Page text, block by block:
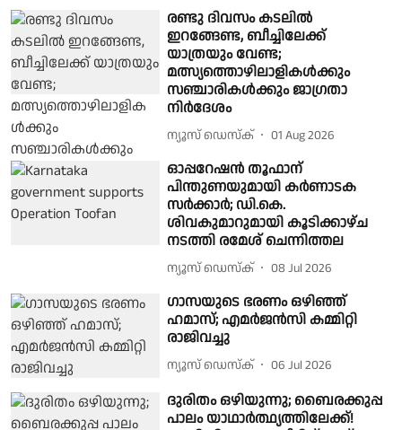
രണ്ടു ദിവസം കടലില്‍
ഇറങ്ങേണ്ട, ബീച്ചിലേക്ക്
യാത്രയും വേണ്ട;
മത്സ്യത്തൊഴിലാളികള്‍ക്കും
സഞ്ചാരികള്‍ക്കും ജാഗ്രതാ
നിർദേശം
ന്യൂസ് ഡെസ്ക് 01 Aug 2026
ഓപ്പറേഷൻ തൂഫാന്
പിന്തുണയുമായി കർണാടക
സർക്കാർ; ഡി.കെ.
ശിവകുമാറുമായി കൂടിക്കാഴ്ച
നടത്തി രമേശ് ചെന്നിത്തല
ന്യൂസ് ഡെസ്ക് 08 Jul 2026
ഗാസയുടെ ഭരണം ഒഴിഞ്ഞ്
ഹമാസ്; എമർജൻസി കമ്മിറ്റി
രാജിവച്ചു
ന്യൂസ് ഡെസ്ക് 06 Jul 2026
ദുരിതം ഒഴിയുന്നു; ബൈരക്കുപ്പ
പാലം യാഥാർത്ഥ്യത്തിലേക്ക്!